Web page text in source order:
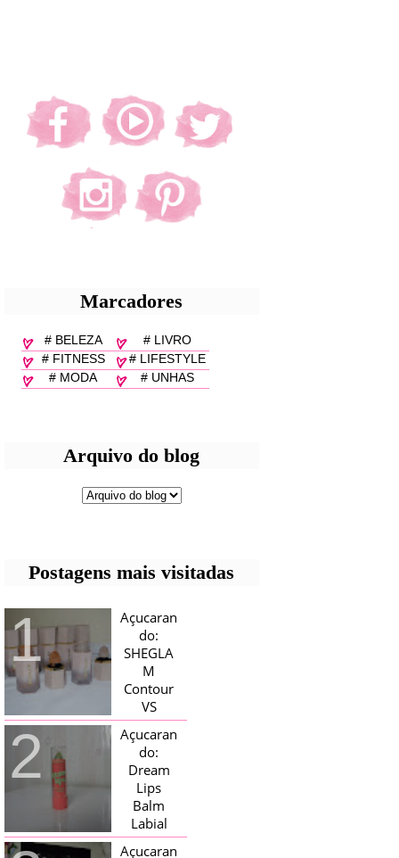
Marcadores
# BELEZA
# LIVRO
# FITNESS
# LIFESTYLE
# MODA
# UNHAS
Arquivo do blog
Postagens mais visitadas
Açucaran
do:
SHEGLA
M
Contour
VS
Bronzer!
HELLO AÇUCARADAS, E NESTE
MÊS CHEGOU AQUI EM CASA UMA
CAIXA RECHEADA DE SHEGLAM,
TINHA BLUSH, ILUMINADORES E
TODOS OS BRONZER E
CONTORNOS ...
Açucaran
do:
Dream
Lips
Balm
Labial
Magico
Açucaran